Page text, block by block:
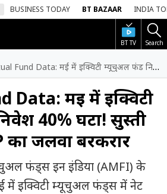
BUSINESS TODAY BT BAZAAR INDIA
BT TV Search
Data: मई में इक्विटी म्यूचुअल फंड निवेश 40% घटा! सुस्ती के बावजूद SIP का जलवा बरकरार
Data: मई में इक्विटी
40% घटा! सुस्ती
जलवा बरकरार
फंड्स इन इंडिया (AMFI) के
इक्विटी म्यूचुअल फंड्स में नेट